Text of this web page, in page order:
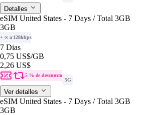
Detalles
eSIM United States - 7 Days / Total 3GB
3GB
+ ∞ a 128kbps
7 Dias
0,75 US$/GB
2,26 US$
5 % de descuento
5G
Ver detalles
eSIM United States - 7 Days / Total 3GB
3GB